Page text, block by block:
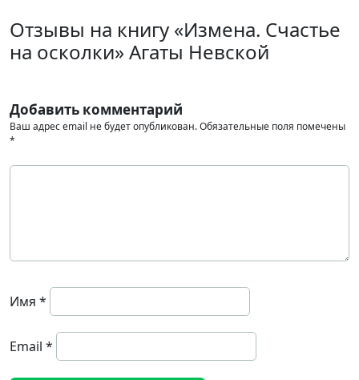
Отзывы на книгу «Измена. Счастье
на осколки» Агаты Невской
Добавить комментарий
Ваш адрес email не будет опубликован.Обязательные поля помечены
*
Имя *
Email *